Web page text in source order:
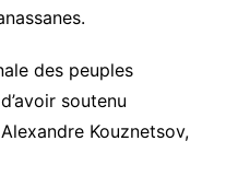
des peuples
soutenu
Kouznetsov,